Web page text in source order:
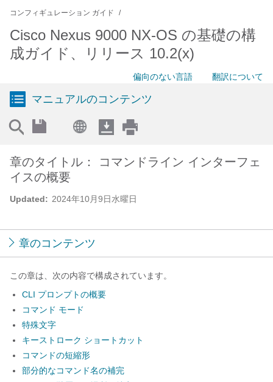
コンフィギュレーション ガイド
Cisco Nexus 9000 NX-OS の基礎の構
成ガイド、リリース 10.2(x)
偏向のない言語 翻訳について
マニュアルのコンテンツ
Updated: 2024年10月9日水曜日
章のタイトル： コマンドライン インターフェ
イスの概要
章のコンテンツ
この章は、次の内容で構成されています。
CLI プロンプトの概要
コマンド モード
特殊文字
キーストローク ショートカット
コマンドの短縮形
部分的なコマンド名の補完